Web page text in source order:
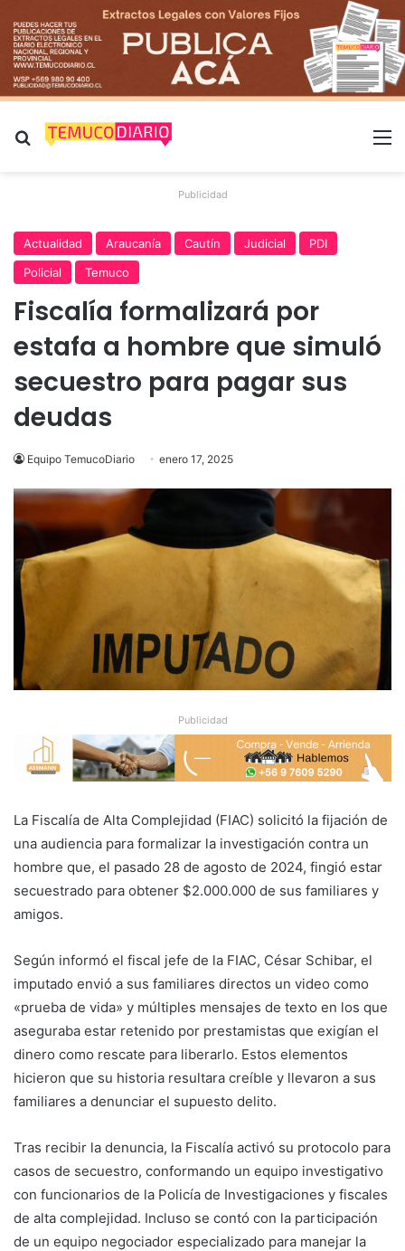
Buscar por
Publicidad
Actualidad Araucanía Cautín Judicial
PDI
Policial
Temuco
Fiscalía formalizará por
estafa a hombre que simuló
secuestro para pagar sus
deudas
Equipo TemucoDiario enero 17, 2025
Publicidad
La Fiscalía de Alta Complejidad (FIAC) solicitó la fijación de
una audiencia para formalizar la investigación contra un
hombre que, el pasado 28 de agosto de 2024, fingió estar
secuestrado para obtener $2.000.000 de sus familiares y
amigos.
Según informó el fiscal jefe de la FIAC, César Schibar, el
imputado envió a sus familiares directos un video como
«prueba de vida» y múltiples mensajes de texto en los que
aseguraba estar retenido por prestamistas que exigían el
dinero como rescate para liberarlo. Estos elementos
hicieron que su historia resultara creíble y llevaron a sus
familiares a denunciar el supuesto delito.
Tras recibir la denuncia, la Fiscalía activó su protocolo para
casos de secuestro, conformando un equipo investigativo
con funcionarios de la Policía de Investigaciones y fiscales
de alta complejidad. Incluso se contó con la participación
de un equipo negociador especializado para manejar la